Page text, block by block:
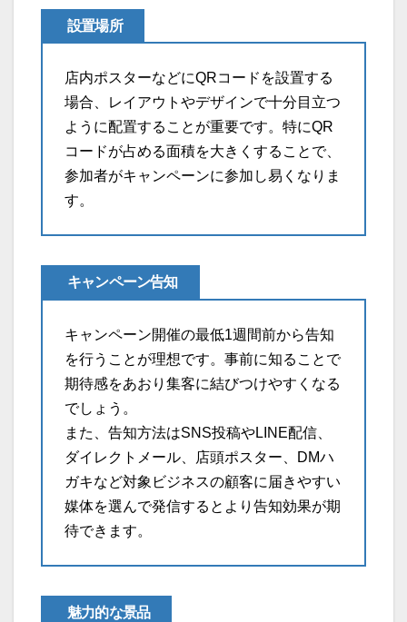
設置場所
店内ポスターなどにQRコードを設置する
場合、レイアウトやデザインで十分目立つ
ように配置することが重要です。特にQR
コードが占める面積を大きくすることで、
参加者がキャンペーンに参加し易くなりま
す。
キャンペーン告知
キャンペーン開催の最低1週間前から告知
を行うことが理想です。事前に知ることで
期待感をあおり集客に結びつけやすくなる
でしょう。
また、告知方法はSNS投稿やLINE配信、
ダイレクトメール、店頭ポスター、DMハ
ガキなど対象ビジネスの顧客に届きやすい
媒体を選んで発信するとより告知効果が期
待できます。
魅力的な景品